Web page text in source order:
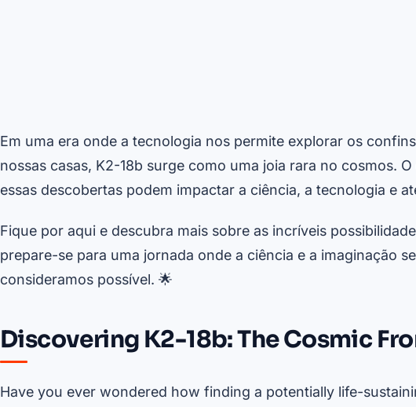
Em uma era onde a tecnologia nos permite explorar os
nossas casas, K2-18b surge como uma joia rara no cosmos.
essas descobertas podem impactar a ciência, a tecnologia e
Fique por aqui e descubra mais sobre as incríveis
prepare-se para uma jornada onde a ciência e a imaginação
consideramos possível. 🌟
Discovering K2-18b: The Cosmic
Have you ever wondered how finding a potentially life-